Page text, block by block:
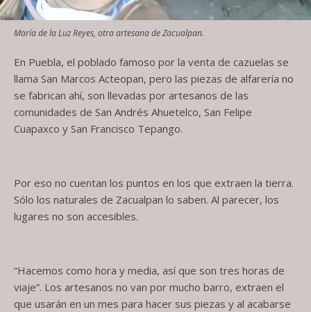
María de la Luz Reyes, otra artesana de Zacualpan.
En Puebla, el poblado famoso por la venta de cazuelas se
llama San Marcos Acteopan, pero las piezas de alfarería no
se fabrican ahí, son llevadas por artesanos de las
comunidades de San Andrés Ahuetelco, San Felipe
Cuapaxco y San Francisco Tepango.
Por eso no cuentan los puntos en los que extraen la tierra.
Sólo los naturales de Zacualpan lo saben. Al parecer, los
lugares no son accesibles.
“Hacemos como hora y media, así que son tres horas de
viaje”. Los artesanos no van por mucho barro, extraen el
que usarán en un mes para hacer sus piezas y al acabarse